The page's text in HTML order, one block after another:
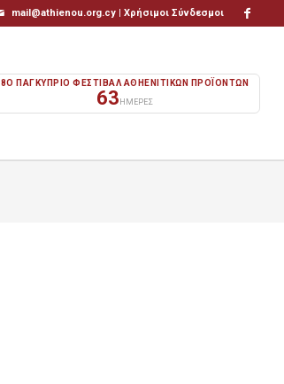
mail@athienou.org.cy |Χρήσιμοι Σύνδεσμοι
8Ο ΠΑΓΚΥΠΡΙΟ ΦΕΣΤΙΒΑΛ ΑΘΗΕΝΙΤΙΚΩΝ ΠΡΟΪΟΝΤΩΝ
63 ΗΜΕΡΕΣ